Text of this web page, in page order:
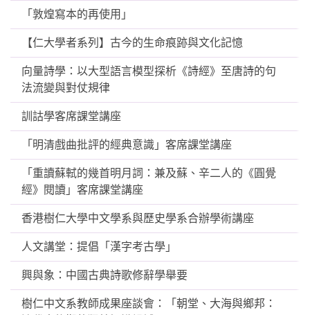
「敦煌寫本的再使用」
【仁大學者系列】古今的生命痕跡與文化記憶
向量詩學：以大型語言模型探析《詩經》至唐詩的句
法流變與對仗規律
訓詁學客席課堂講座
「明清戲曲批評的經典意識」客席課堂講座
「重讀蘇軾的幾首明月詞：兼及蘇、辛二人的《圓覺
經》閱讀」客席課堂講座
香港樹仁大學中文學系與歷史學系合辦學術講座
人文講堂：提倡「漢字考古學」
興與象：中國古典詩歌修辭學舉要
樹仁中文系教師成果座談會：「朝堂、大海與鄉邦：